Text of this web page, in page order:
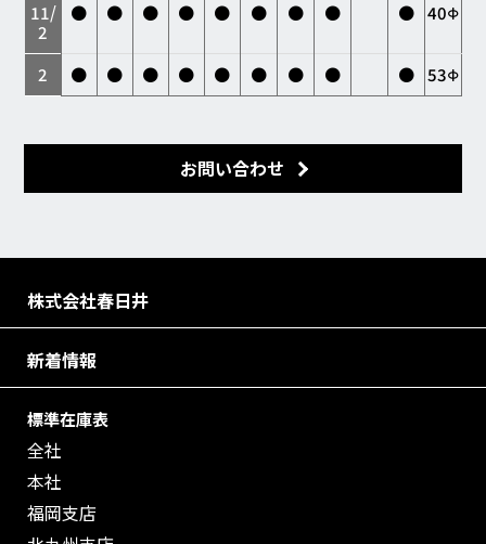
11/
2
● ● ● ● ● ● ● ● ● 40Φ
2 ● ● ● ● ● ● ● ● ● 53Φ
お問い合わせ
株式会社春日井
新着情報
標準在庫表
全社
本社
福岡支店